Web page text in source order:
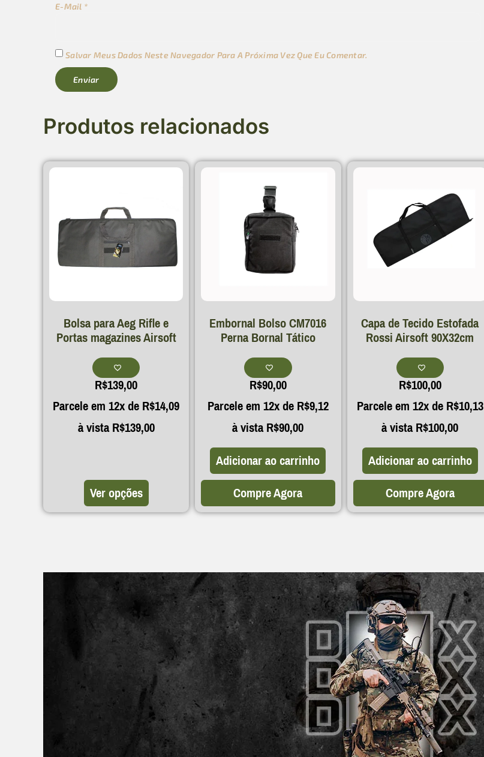
E-Mail *
Salvar Meus Dados Neste Navegador Para A Próxima Vez Que Eu Comentar.
Produtos relacionados
Bolsa para Aeg Rifle e
Portas magazines Airsoft
R$139,00
Parcele em 12x deR$14,09
à vistaR$139,00
Ver opções
Embornal Bolso CM7016
Perna Bornal Tático
R$90,00
Parcele em 12x deR$9,12
à vistaR$90,00
Adicionar ao carrinho
Compre Agora
Capa de Tecido Estofada
Rossi Airsoft 90X32cm
R$100,00
Parcele em 12x deR$10,13
à vistaR$100,00
Adicionar ao carrinho
Compre Agora